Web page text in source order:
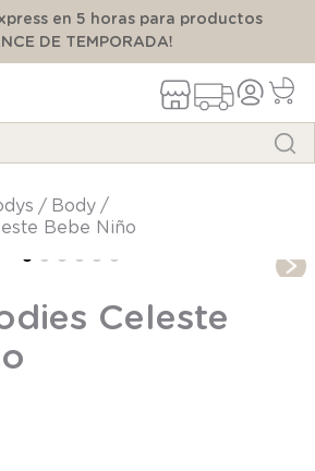
en 5 horas para productos
DE TEMPORADA!
body
Bebe Niño
Celeste